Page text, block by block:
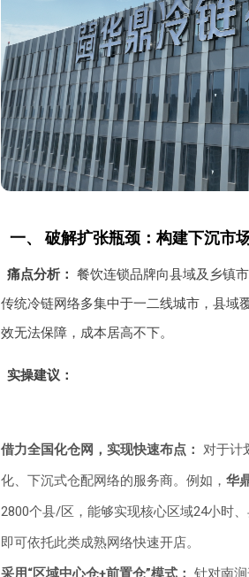
一、 破解扩张瓶颈：构建下沉市
痛点分析： 餐饮连锁品牌向县域及乡镇
传统冷链网络多集中于一二线城市，县域
效无法保障，成本居高不下。
实操建议：
借力全国化仓网，实现快速布点： 对于计
化、下沉式仓配网络的服务商。例如， 华
2800个县/区，能够实现核心区域24小时
即可依托此类成熟网络快速开店。
采用“区域中心仓+前置仓”模式： 针对南